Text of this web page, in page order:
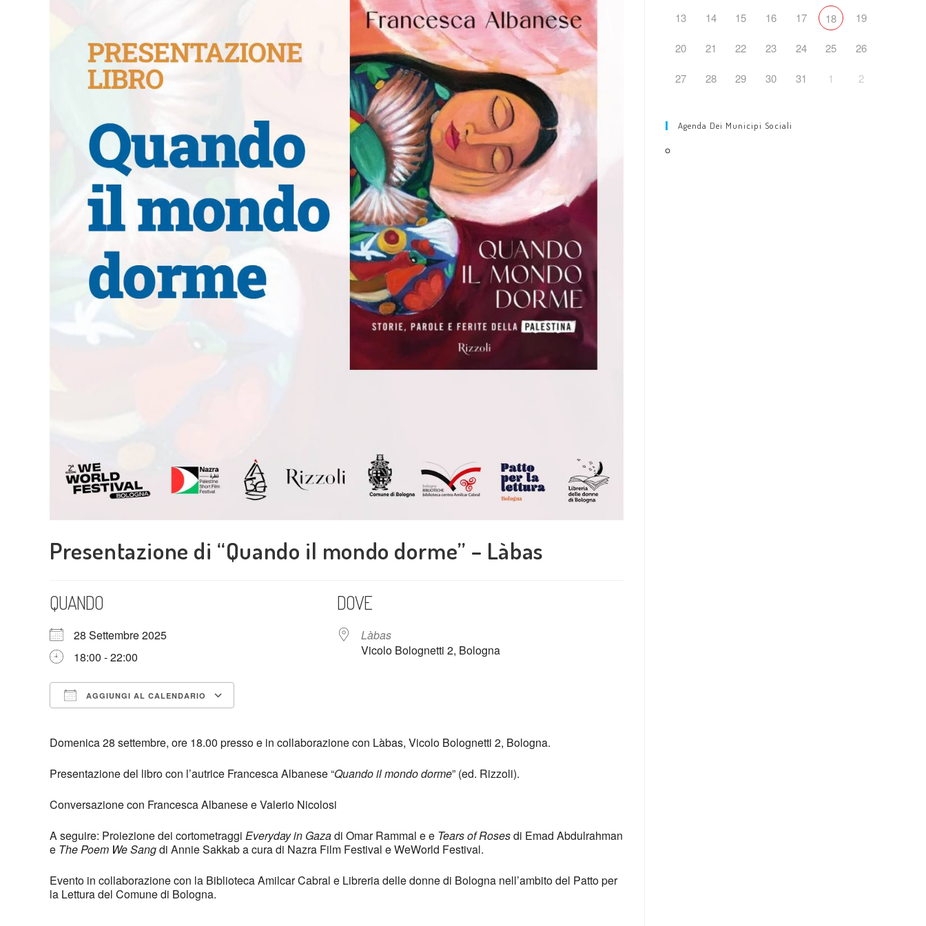
web
Presentazione di “Quando il mondo dorme” – Làbas
QUANDO
28 Settembre 2025
18:00 - 22:00
AGGIUNGI AL CALENDARIO
DOVE
Làbas
Vicolo Bolognetti 2, Bologna
Domenica 28 settembre, ore 18.00 presso e in collaborazione con Làbas, Vicolo Bolognetti 2, Bologna.
Presentazione del libro con l’autrice Francesca Albanese “Quando il mondo dorme” (ed. Rizzoli).
Conversazione con Francesca Albanese e Valerio Nicolosi
A seguire: Proiezione dei cortometraggi Everyday in Gazadi Omar Rammal e e Tears of Rosesdi Emad Abdulrahman
e The Poem We Sangdi Annie Sakkab a cura di Nazra Film Festival e WeWorld Festival.
Evento in collaborazione con la Biblioteca Amilcar Cabral e Libreria delle donne di Bologna nell’ambito del Patto per
la Lettura del Comune di Bologna.
13 14 15 16 17 18 19
20 21 22 23 24 25 26
27 28 29 30 31 1 2
Agenda Dei Municipi Sociali